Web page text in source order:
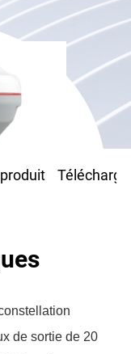
de sortie de 20